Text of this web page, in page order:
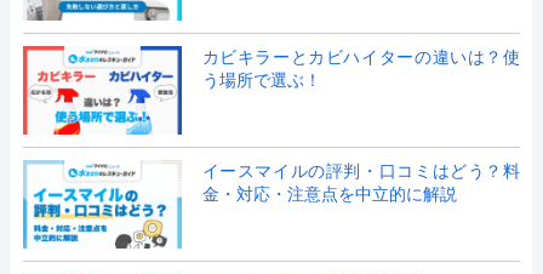
カビキラーとカビハイターの違いは？使
う場所で選ぶ！
イースマイルの評判・口コミはどう？料
金・対応・注意点を中立的に解説